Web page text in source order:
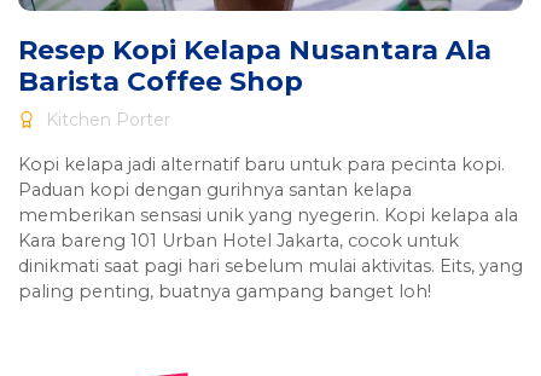
Resep Kopi Kelapa Nusantara Ala
Barista Coffee Shop
Kitchen Porter
Kopi kelapa jadi alternatif baru untuk para pecinta kopi.
Paduan kopi dengan gurihnya santan kelapa
memberikan sensasi unik yang nyegerin. Kopi kelapa ala
Kara bareng 101 Urban Hotel Jakarta, cocok untuk
dinikmati saat pagi hari sebelum mulai aktivitas. Eits, yang
paling penting, buatnya gampang banget loh!